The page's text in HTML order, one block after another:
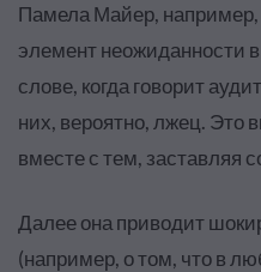
Памела Майер, например,
элемент неожиданности
слове, когда говорит
них, вероятно, лжец. Это
вместе с тем, заставляя
Далее она приводит
(например, о том, что в